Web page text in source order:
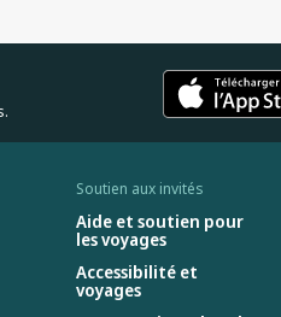
Soutien aux invités
Aide et soutien pour
les voyages
Accessibilité et
voyages